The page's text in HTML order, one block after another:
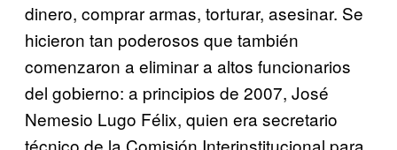
dinero, comprar armas, torturar, asesinar. Se
hicieron tan poderosos que también
comenzaron a eliminar a altos funcionarios
del gobierno: a principios de 2007, José
Nemesio Lugo Félix, quien era secretario